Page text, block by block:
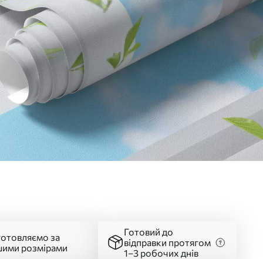
за
розмірами
Готовий до
відправки протягом
1–3 робочих днів